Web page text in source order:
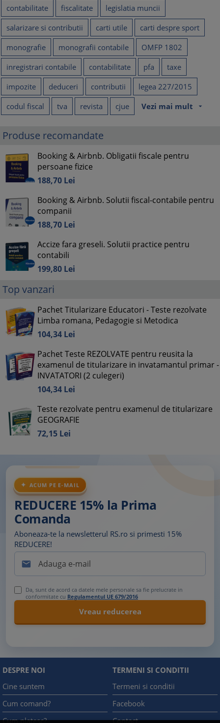
contabilitate fiscalitate
legislatia muncii
salarizare si contributii
carti utile
carti despre sport
monografie
monografii contabile
OMFP 1802
inregistrari contabile
contabilitate pfa
taxe
impozite
deduceri contributii
legea 227/2015
codul fiscal
tva revista cjue Vezi mai mult arrow_drop_down
Produse recomandate
Booking & Airbnb. Obligatii fiscale pentru
persoane fizice
188,70 Lei
Booking & Airbnb. Solutii fiscal-contabile pentru
companii
188,70 Lei
Accize fara greseli. Solutii practice pentru
contabili
199,80 Lei
Top vanzari
Pachet Titularizare Educatori - Teste rezolvate
Limba romana, Pedagogie si Metodica
104,34 Lei
Pachet Teste REZOLVATE pentru reusita la
examenul de titularizare in invatamantul primar -
INVATATORI (2 culegeri)
104,34 Lei
Teste rezolvate pentru examenul de titularizare
GEOGRAFIE
72,15 Lei
ACUM PE E-MAIL
REDUCERE 15% la Prima
Comanda
Aboneaza-te la newsletterul RS.ro si primesti 15%
REDUCERE!

Da, sunt de acord ca datele mele personale sa fie prelucrate in
conformitate cu Regulamentul UE 679/2016
DESPRE NOI
Cine suntem
Cum comand?
Cum platesc?
TERMENI SI CONDITII
Termeni si conditii
Facebook
Contact